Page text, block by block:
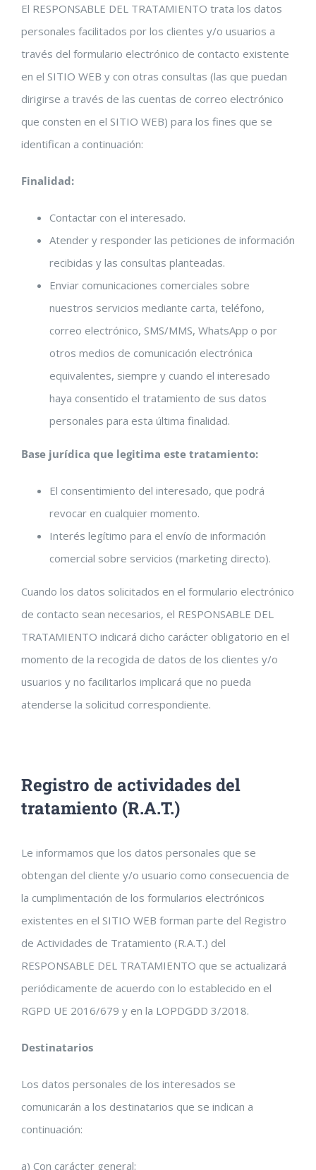
El RESPONSABLE DEL TRATAMIENTO trata los datos
personales facilitados por los clientes y/o usuarios a
través del formulario electrónico de contacto existente
en el SITIO WEB y con otras consultas (las que puedan
dirigirse a través de las cuentas de correo electrónico
que consten en el SITIO WEB) para los fines que se
identifican a continuación:
Finalidad:
Contactar con el interesado.
Atender y responder las peticiones de información
recibidas y las consultas planteadas.
Enviar comunicaciones comerciales sobre
nuestros servicios mediante carta, teléfono,
correo electrónico, SMS/MMS, WhatsApp o por
otros medios de comunicación electrónica
equivalentes, siempre y cuando el interesado
haya consentido el tratamiento de sus datos
personales para esta última finalidad.
Base jurídica que legitima este tratamiento:
El consentimiento del interesado, que podrá
revocar en cualquier momento.
Interés legítimo para el envío de información
comercial sobre servicios (marketing directo).
Cuando los datos solicitados en el formulario electrónico
de contacto sean necesarios, el RESPONSABLE DEL
TRATAMIENTO indicará dicho carácter obligatorio en el
momento de la recogida de datos de los clientes y/o
usuarios y no facilitarlos implicará que no pueda
atenderse la solicitud correspondiente.
Registro de actividades del
tratamiento (R.A.T.)
Le informamos que los datos personales que se
obtengan del cliente y/o usuario como consecuencia de
la cumplimentación de los formularios electrónicos
existentes en el SITIO WEB forman parte del Registro
de Actividades de Tratamiento (R.A.T.) del
RESPONSABLE DEL TRATAMIENTO que se actualizará
periódicamente de acuerdo con lo establecido en el
RGPD UE 2016/679 y en la LOPDGDD 3/2018.
Destinatarios
Los datos personales de los interesados se
comunicarán a los destinatarios que se indican a
continuación:
a) Con carácter general: